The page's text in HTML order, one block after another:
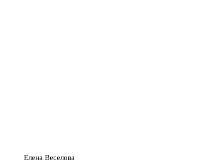
Елена Веселова